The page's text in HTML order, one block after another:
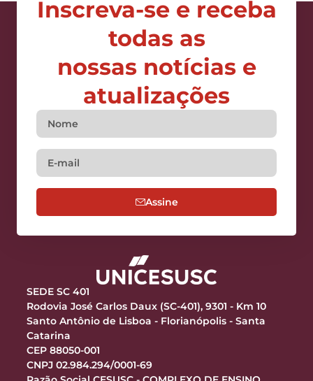
Inscreva-se e receba
todas as
nossas notícias e
atualizações
Assine
SEDE SC 401
Rodovia José Carlos Daux (SC-401), 9301 - Km 10
Santo Antônio de Lisboa - Florianópolis - Santa
Catarina
CEP 88050-001
CNPJ 02.984.294/0001-69